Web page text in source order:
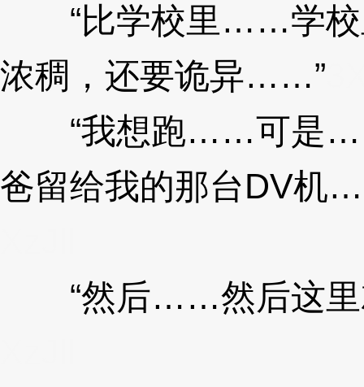
“比学校里……学校
浓稠，还要诡异……”
“我想跑……可是
爸留给我的那台DV
“然后……然后这里